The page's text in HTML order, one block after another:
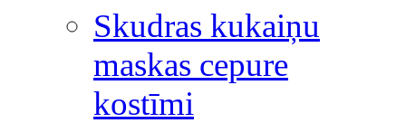
Skudras kukaiņu
maskas cepure
kostīmi